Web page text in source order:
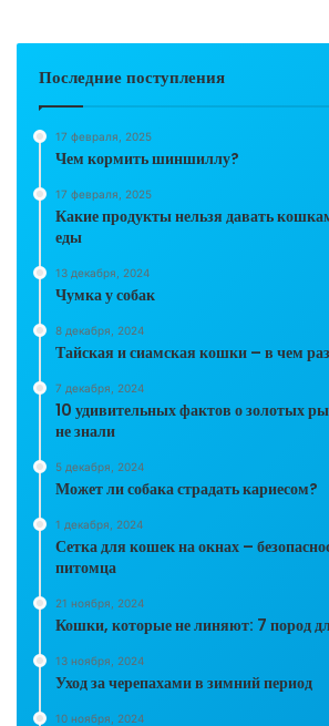
Последние поступления
17 февраля, 2025
Чем кормить шиншиллу?
17 февраля, 2025
Какие продукты нельзя давать
еды
13 декабря, 2024
Чумка у собак
8 декабря, 2024
Тайская и сиамская кошки – в чем
7 декабря, 2024
10 удивительных фактов о золотых
не знали
5 декабря, 2024
Может ли собака страдать кариесом?
1 декабря, 2024
Сетка для кошек на окнах –
питомца
21 ноября, 2024
Кошки, которые не линяют: 7 пород
13 ноября, 2024
Уход за черепахами в зимний период
10 ноября, 2024